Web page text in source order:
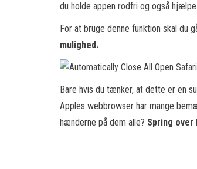
du holde appen rodfri og også
For at bruge denne funktion skal du
mulighed.
Bare hvis du tænker, at dette er en
Apples webbrowser har mange
hænderne på dem alle? Spring over